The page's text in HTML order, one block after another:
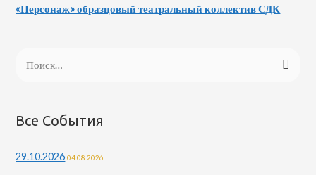
«Персонаж» образцовый театральный коллектив СДК
т
:
Все События
29.10.2026 04.08.2026